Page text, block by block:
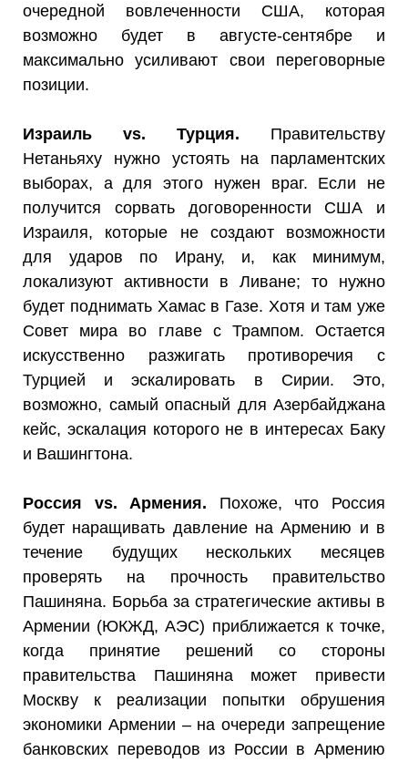
очередной вовлеченности США, которая
возможно будет в августе-сентябре и
максимально усиливают свои переговорные
позиции.
Израиль vs. Турция. Правительству
Нетаньяху нужно устоять на парламентских
выборах, а для этого нужен враг. Если не
получится сорвать договоренности США и
Израиля, которые не создают возможности
для ударов по Ирану, и, как минимум,
локализуют активности в Ливане; то нужно
будет поднимать Хамас в Газе. Хотя и там уже
Совет мира во главе с Трампом. Остается
искусственно разжигать противоречия с
Турцией и эскалировать в Сирии. Это,
возможно, самый опасный для Азербайджана
кейс, эскалация которого не в интересах Баку
и Вашингтона.
Россия vs. Армения. Похоже, что Россия
будет наращивать давление на Армению и в
течение будущих нескольких месяцев
проверять на прочность правительство
Пашиняна. Борьба за стратегические активы в
Армении (ЮКЖД, АЭС) приближается к точке,
когда принятие решений со стороны
правительства Пашиняна может привести
Москву к реализации попытки обрушения
экономики Армении – на очереди запрещение
банковских переводов из России в Армению